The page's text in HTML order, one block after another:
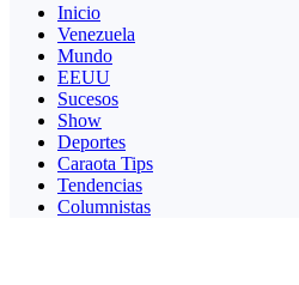
Inicio
Venezuela
Mundo
EEUU
Sucesos
Show
Deportes
Caraota Tips
Tendencias
Columnistas